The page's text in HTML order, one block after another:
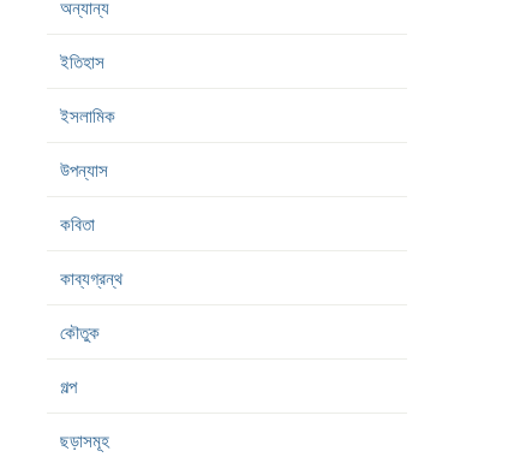
অন্যান্য
ইতিহাস
ইসলামিক
উপন্যাস
কবিতা
কাব্যগ্রন্থ
কৌতুক
গল্প
ছড়াসমূহ